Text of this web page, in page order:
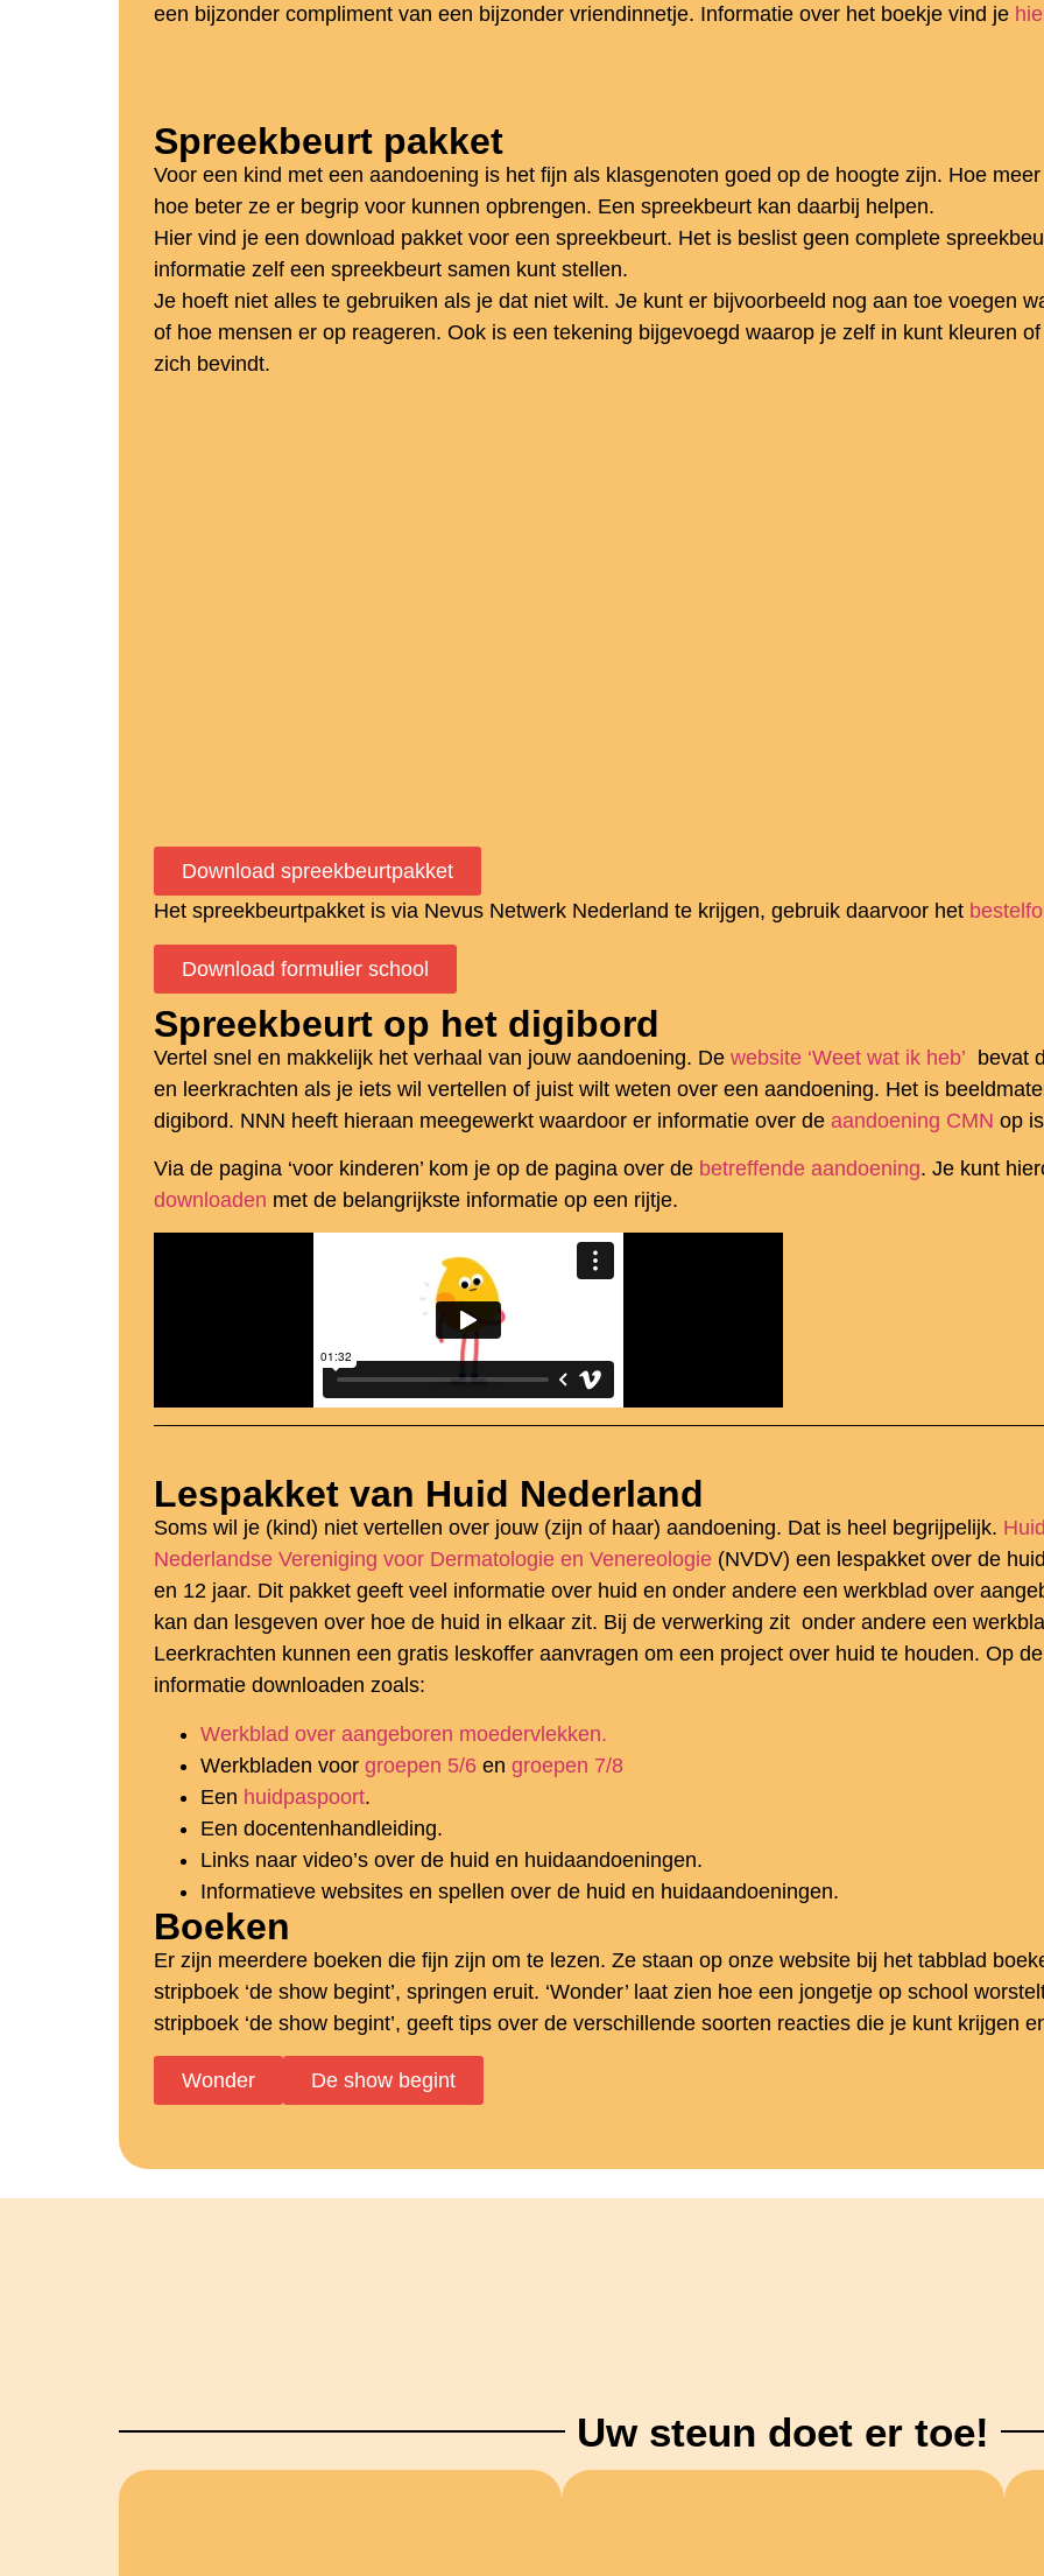
een bijzonder compliment van een bijzonder vriendinnetje. Informatie over het boekje vind je
Spreekbeurt pakket
Voor een kind met een aandoening is het fijn als klasgenoten goed op de hoogte zijn. Hoe
hoe beter ze er begrip voor kunnen opbrengen. Een spreekbeurt kan daarbij helpen.
Hier vind je een download pakket voor een spreekbeurt. Het is beslist geen complete
informatie zelf een spreekbeurt samen kunt stellen.
Je hoeft niet alles te gebruiken als je dat niet wilt. Je kunt er bijvoorbeeld nog aan toe voegen
of hoe mensen er op reageren. Ook is een tekening bijgevoegd waarop je zelf in kunt kleuren
zich bevindt.
Download spreekbeurtpakket
Het spreekbeurtpakket is via Nevus Netwerk Nederland te krijgen, gebruik daarvoor het
Download formulier school
Spreekbeurt op het digibord
Vertel snel en makkelijk het verhaal van jouw aandoening. De website ‘Weet wat ik heb’ bevat
en leerkrachten als je iets wil vertellen of juist wilt weten over een aandoening. Het is
digibord. NNN heeft hieraan meegewerkt waardoor er informatie over de aandoening CMN op
Via de pagina ‘voor kinderen’ kom je op de pagina over de betreffende aandoening. Je kunt
downloaden met de belangrijkste informatie op een rijtje.
Lespakket van Huid Nederland
Soms wil je (kind) niet vertellen over jouw (zijn of haar) aandoening. Dat is heel begrijpelijk.
Nederlandse Vereniging voor Dermatologie en Venereologie (NVDV) een lespakket over de
en 12 jaar. Dit pakket geeft veel informatie over huid en onder andere een werkblad over
kan dan lesgeven over hoe de huid in elkaar zit. Bij de verwerking zit onder andere een
Leerkrachten kunnen een gratis leskoffer aanvragen om een project over huid te houden. Op
informatie downloaden zoals:
Werkblad over aangeboren moedervlekken.
Werkbladen voor groepen 5/6 en groepen 7/8
Een huidpaspoort.
Een docentenhandleiding.
Links naar video’s over de huid en huidaandoeningen.
Informatieve websites en spellen over de huid en huidaandoeningen.
Boeken
Er zijn meerdere boeken die fijn zijn om te lezen. Ze staan op onze website bij het tabblad
stripboek ‘de show begint’, springen eruit. ‘Wonder’ laat zien hoe een jongetje op school
stripboek ‘de show begint’, geeft tips over de verschillende soorten reacties die je kunt krijgen
Wonder De show begint
Uw steun doet er toe!